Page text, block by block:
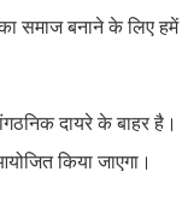
समाज बनाने के लिए
दायरे के बाहर
किया जाएगा।